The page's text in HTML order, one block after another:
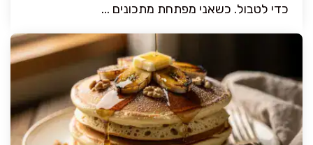
כדי לטבול. כשאני מפתחת מתכונים ...